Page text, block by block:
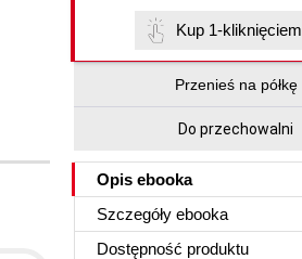
Kup 1-kliknięciem
Przenieś na półkę
Do przechowalni
Opis ebooka
Szczegóły ebooka
Dostępność produktu